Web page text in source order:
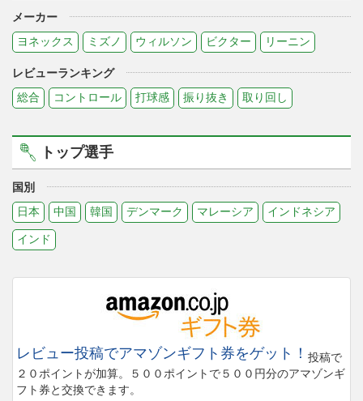
メーカー
ヨネックス
ミズノ ウィルソン ビクター リーニン
レビューランキング
総合
コントロール 打球感 振り抜き 取り回し
トップ選手
国別
日本
中国 韓国 デンマーク マレーシア インドネシア
インド
レビュー投稿でアマゾンギフト券をゲット！ 投稿で
２０ポイントが加算。５００ポイントで５００円分のアマゾンギ
フト券と交換できます。